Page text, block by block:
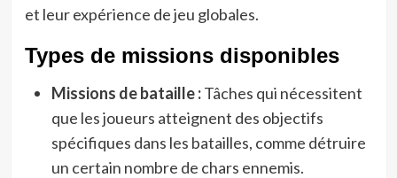
et leur expérience de jeu globales.
Types de missions disponibles
Missions de bataille :Tâches qui nécessitent
que les joueurs atteignent des objectifs
spécifiques dans les batailles, comme détruire
un certain nombre de chars ennemis.